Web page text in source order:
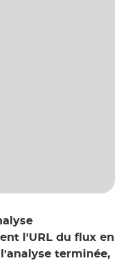
l'URL du flux en
terminée,